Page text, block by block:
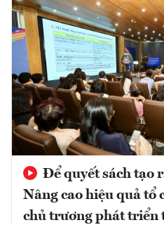
Để quyết sách tạo
Nâng cao hiệu quả tổ
chủ trương phát triển